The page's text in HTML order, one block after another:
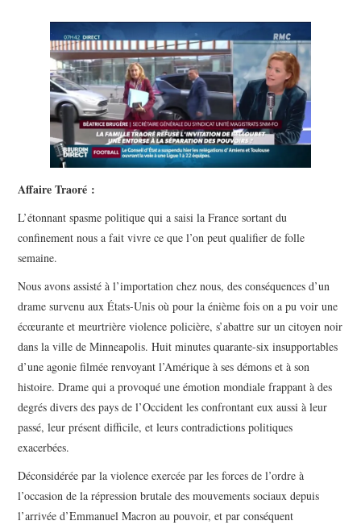
POLITIQUE
HISTOIRE
CULTURE
SPORT
Affaire Traoré :
L’étonnant spasme politique qui a saisi la France sortant du
confinement nous a fait vivre ce que l’on peut qualifier de folle
semaine.
Nous avons assisté à l’importation chez nous, des conséquences d’un
drame survenu aux États-Unis où pour la énième fois on a pu voir une
écœurante et meurtrière violence policière, s’abattre sur un citoyen noir
dans la ville de Minneapolis. Huit minutes quarante-six insupportables
d’une agonie filmée renvoyant l’Amérique à ses démons et à son
histoire. Drame qui a provoqué une émotion mondiale frappant à des
degrés divers des pays de l’Occident les confrontant eux aussi à leur
passé, leur présent difficile, et leurs contradictions politiques
exacerbées.
Déconsidérée par la violence exercée par les forces de l’ordre à
l’occasion de la répression brutale des mouvements sociaux depuis
l’arrivée d’Emmanuel Macron au pouvoir, et par conséquent